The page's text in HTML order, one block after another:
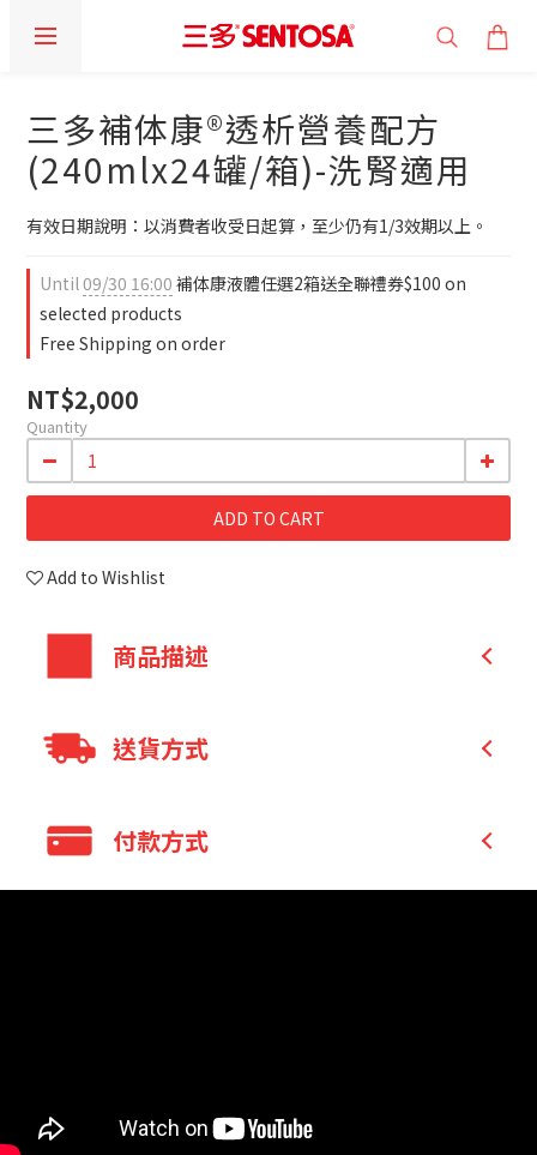
三多補体康®透析營養配方
(240mlx24罐/箱)-洗腎適用
有效日期說明：以消費者收受日起算，至少仍有1/3效期以上。
Until09/30 16:00 補体康液體任選2箱送全聯禮券$100 on
selected products
Free Shipping on order
NT$2,000
Quantity
ADD TO CART
Add to Wishlist
商品描述
適用對象: 洗腎的腎衰竭患者
優質乳清蛋白，好吸收，補充洗腎流失的蛋白
低鈉、減少磷、鉀。
送貨方式
Others
Others
付款方式